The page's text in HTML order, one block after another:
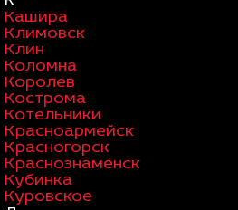
Кашира
Климовск
Клин
Коломна
Королев
Кострома
Котельники
Красноармейск
Красногорск
Краснознаменск
Кубинка
Куровское